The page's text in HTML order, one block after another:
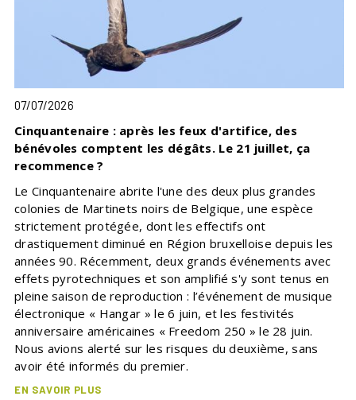
07/07/2026
Cinquantenaire : après les feux d'artifice, des
bénévoles comptent les dégâts. Le 21 juillet, ça
recommence ?
Le Cinquantenaire abrite l'une des deux plus grandes
colonies de Martinets noirs de Belgique, une espèce
strictement protégée, dont les effectifs ont
drastiquement diminué en Région bruxelloise depuis les
années 90. Récemment, deux grands événements avec
effets pyrotechniques et son amplifié s'y sont tenus en
pleine saison de reproduction : l’événement de musique
électronique « Hangar » le 6 juin, et les festivités
anniversaire américaines « Freedom 250 » le 28 juin.
Nous avions alerté sur les risques du deuxième, sans
avoir été informés du premier.
EN SAVOIR PLUS